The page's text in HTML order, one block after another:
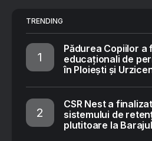
TRENDING
Pădurea Copiilor a
educaționali de
în Ploiești și
CSR Nest a
sistemului de
plutitoare la